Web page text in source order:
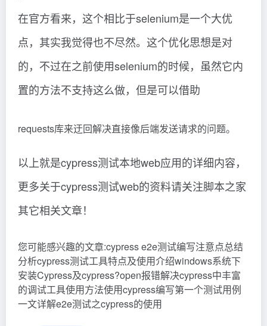
在官方看来，这个相比于selenium是一个大优
点，其实我觉得也不尽然。这个优化思想是对
的，不过在之前使用selenium的时候，虽然它内
置的方法不支持这么做，但是可以借助
requests库来迂回解决直接像后端发送请求的问题。
以上就是cypress测试本地web应用的详细内容，
更多关于cypress测试web的资料请关注脚本之家
其它相关文章！
您可能感兴趣的文章:cypress e2e测试编写注意点总结
分析cypress测试工具特点及使用介绍windows系统下
安装Cypress及cypress?open报错解决cypress中丰富
的调试工具使用方法使用cypress编写第一个测试用例
一文详解e2e测试之cypress的使用